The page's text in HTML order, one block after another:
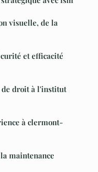
visuelle, de la
et efficacité
de droit à l'institut
à clermont-
maintenance